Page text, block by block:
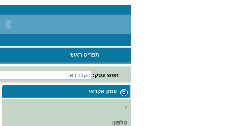
תפריט ראשי
חפש עסק:
עסק אקראי
»
טלפון: